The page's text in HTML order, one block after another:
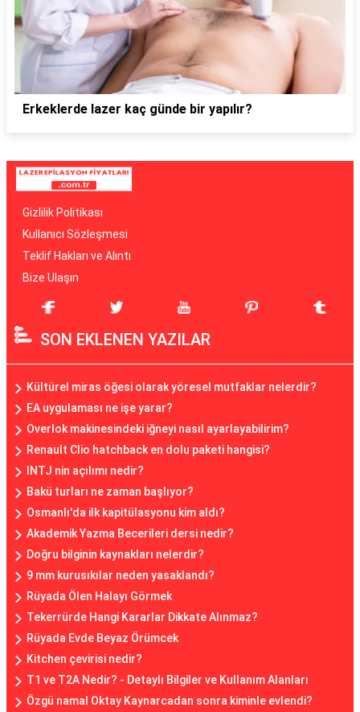
Erkeklerde lazer kaç günde bir yapılır?
Gizlilik Politikası
Kullanıcı Sözleşmesi
Teklif Hakları ve Alıntı
Bize Ulaşın
SON EKLENEN YAZILAR
Kültürel miras öğesi olarak yöresel mutfaklar nelerdir?
EA uygulaması ne işe yarar?
Overlok makinesindeki iğneyi nasıl ayarlayabilirim?
Renault Clio hatchback en dolu paketi hangisi?
INTJ nin açılımı nedir?
Bakü turları ne zaman başlıyor?
Osmanlı'da ilk kapitülasyonu kim aldı?
Akademik Yazma Becerileri dersi nedir?
Doğru bilginin kaynakları nelerdir?
9 mm kurusıkılar neden yasaklandı?
Rüyada Ölen Halayı Görmek
Tekerrürde Hangi Kararlar Dikkate Alınmaz?
Rüyada Evde Beyaz Örümcek
Kitchen çevirisi nedir?
T1 ve T2A Nedir? - Detaylı Bilgiler ve Kullanım Alanları
Özgü namal Oktay Kaynarcadan sonra kiminle evlendi?